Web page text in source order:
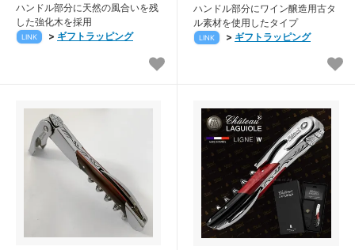
ハンドル部分に天然の風合いを残
した強化木を採用
LINK > ギフトラッピング
ハンドル部分にワイン醸造用古タ
ル素材を使用したタイプ
LINK > ギフトラッピング